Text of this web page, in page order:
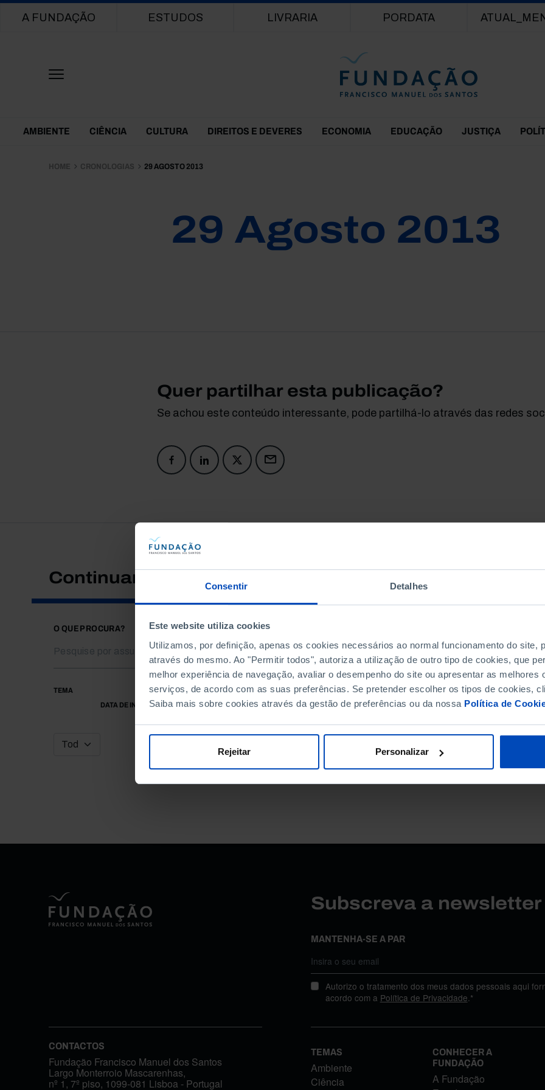
Consentir Detalhes
Este website utiliza cookies
Utilizamos, por definição, apenas os cookies necessários ao normal funcionamento do site,
através do mesmo. Ao "Permitir todos", autoriza a utilização de outro tipo de cookies, que
melhor experiência de navegação, avaliar o desempenho do site ou apresentar as melhores
serviços, de acordo com as suas preferências. Se pretender escolher os tipos de cookies,
Saiba mais sobre cookies através da gestão de preferências ou da nossa Política de
Rejeitar Personalizar
Main navigation
A FUNDAÇÃO ESTUDOS LIVRARIA PORDATA
Themes Menu
AMBIENTE CIÊNCIA CULTURA DIREITOS E DEVERES ECONOMIA EDUCAÇÃO JUSTIÇA
HOME CRONOLOGIAS 29 AGOSTO 2013
29 Agosto 2013
Quer partilhar esta publicação?
Se achou este conteúdo interessante, pode partilhá-lo através das redes
Continuar a pesquisar
O QUE PROCURA?
TEMA
DATA DE INÍCIO
DATA DE FIM
Subscreva a
MANTENHA-SE A PAR
Autorizo o tratamento dos meus dados pessoais aqui
acordo com a Política de Privacidade.*
CONTACTOS
Fundação Francisco Manuel dos Santos
Largo Monterroio Mascarenhas,
nº 1, 7º piso, 1099-081 Lisboa - Portugal
TEMAS
Ambiente
Ciência
CONHECER A
FUNDAÇÃO
A Fundação